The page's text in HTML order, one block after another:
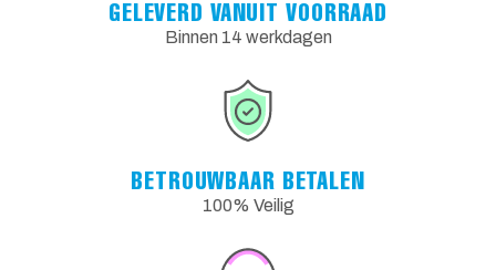
GELEVERD VANUIT VOORRAAD
Binnen 14 werkdagen
BETROUWBAAR BETALEN
100% Veilig